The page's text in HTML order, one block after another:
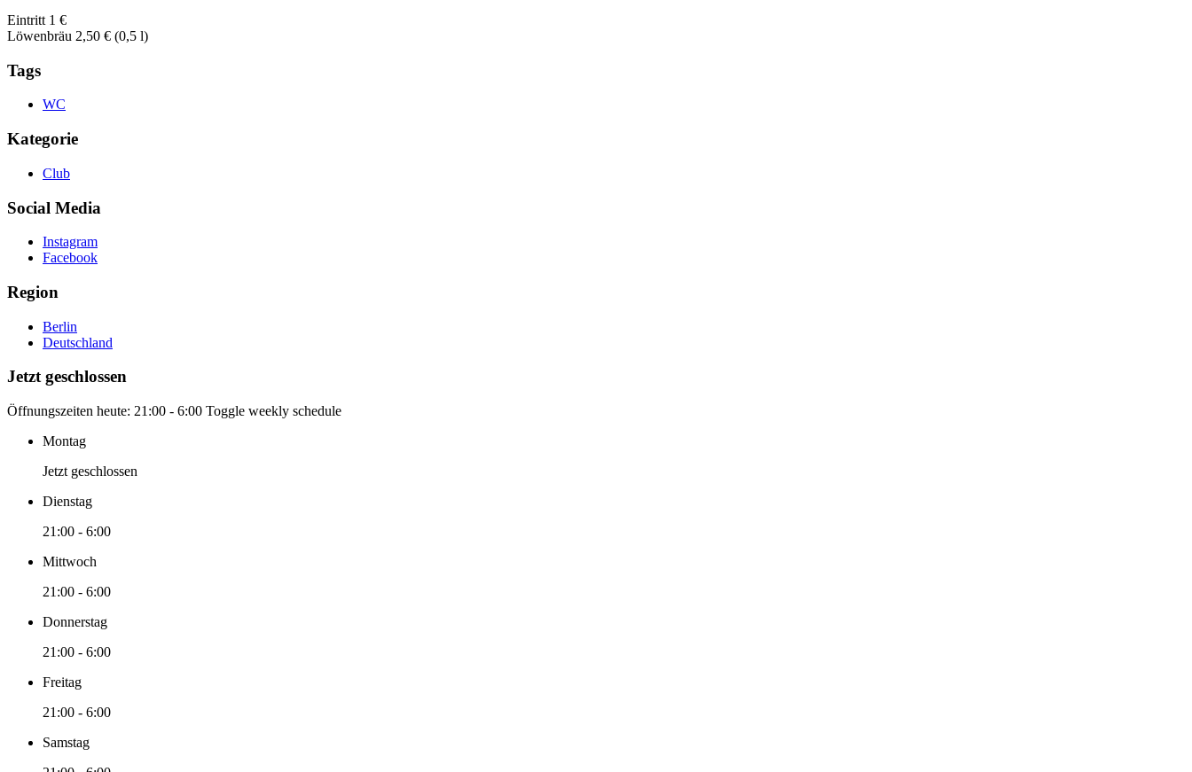
Eintritt 1 €
Löwenbräu 2,50 € (0,5 l)
Tags
WC
Kategorie
Club
Social Media
Instagram
Facebook
Region
Berlin
Deutschland
Jetzt geschlossen
Öffnungszeiten heute: 21:00 - 6:00 Toggle weekly schedule
Montag
Jetzt geschlossen
Dienstag
21:00 - 6:00
Mittwoch
21:00 - 6:00
Donnerstag
21:00 - 6:00
Freitag
21:00 - 6:00
Samstag